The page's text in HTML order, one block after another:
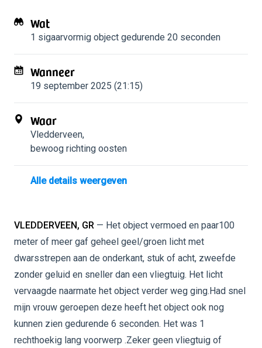
Wat
1 sigaarvormig object gedurende 20 seconden
Wanneer
19 september 2025 (21:15)
Waar
Vledderveen,
bewoog richting oosten
Alle details weergeven
VLEDDERVEEN, GR — Het object vermoed en paar100
meter of meer gaf geheel geel/groen licht met
dwarsstrepen aan de onderkant, stuk of acht, zweefde
zonder geluid en sneller dan een vliegtuig. Het licht
vervaagde naarmate het object verder weg ging.Had snel
mijn vrouw geroepen deze heeft het object ook nog
kunnen zien gedurende 6 seconden. Het was 1
rechthoekig lang voorwerp .Zeker geen vliegtuig of